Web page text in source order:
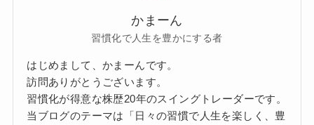
かまーん
習慣化で人生を豊かにする者
はじめまして、かまーんです。
訪問ありがとうございます。
習慣化が得意な株歴20年のスイングトレーダーです。
当ブログのテーマは「日々の習慣で人生を楽しく、豊